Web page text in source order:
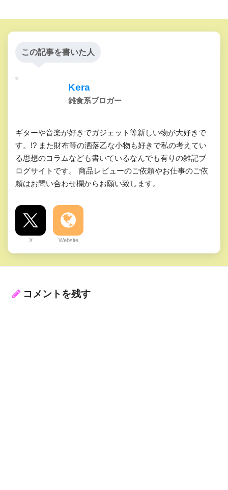
この記事を書いた人
Kera
雑食系ブロガー
ギターや音楽が好きでガジェット等新しい物が大好きで
す。!? また財布等の洒落乙な小物も好きで私の考えてい
る思想のコラムなども書いているなんでも有りの雑記ブ
ログサイトです。 商品レビューのご依頼やお仕事のご依
頼はお問い合わせ欄からお願い致します。
X Website
コメントを残す